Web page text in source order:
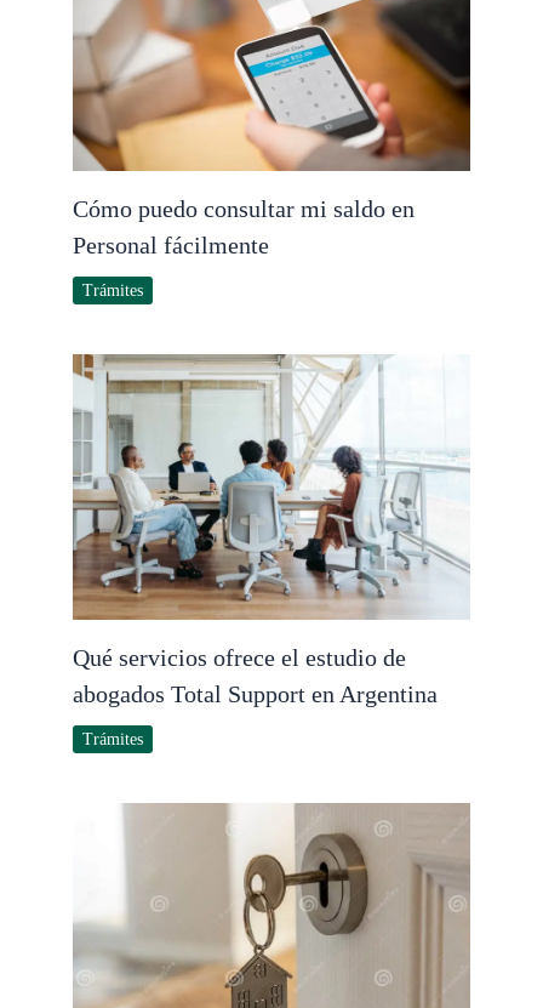
Cómo puedo consultar mi saldo en
Personal fácilmente
Trámites
Qué servicios ofrece el estudio de
abogados Total Support en Argentina
Trámites